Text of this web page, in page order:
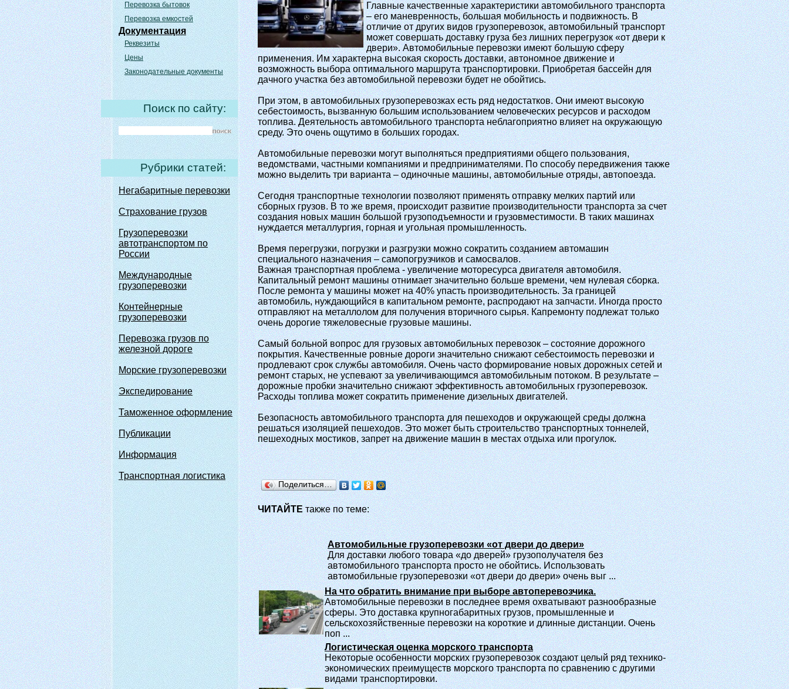
Перевозка бытовок
Перевозка емкостей
Документация
Реквезиты
Цены
Законодательные документы
Поиск по сайту:
Рубрики статей:
Негабаритные перевозки
Страхование грузов
Грузоперевозки
автотранспортом по
России
Международные
грузоперевозки
Контейнерные
грузоперевозки
Перевозка грузов по
железной дороге
Морские грузоперевозки
Экспедирование
Таможенное оформление
Публикации
Информация
Транспортная логистика
Главные качественные характеристики автомобильного транспорта
– его маневренность, большая мобильность и подвижность. В
отличие от других видов грузоперевозок, автомобильный транспорт
может совершать доставку груза без лишних перегрузок «от двери к
двери». Автомобильные перевозки имеют большую сферу
применения. Им характерна высокая скорость доставки, автономное движение и
возможность выбора оптимального маршрута транспортировки. Приобретая бассейн для
дачного участка без автомобильной перевозки будет не обойтись.
При этом, в автомобильных грузоперевозках есть ряд недостатков. Они имеют высокую
себестоимость, вызванную большим использованием человеческих ресурсов и расходом
топлива. Деятельность автомобильного транспорта неблагоприятно влияет на окружающую
среду. Это очень ощутимо в больших городах.
Автомобильные перевозки могут выполняться предприятиями общего пользования,
ведомствами, частными компаниями и предпринимателями. По способу передвижения также
можно выделить три варианта – одиночные машины, автомобильные отряды, автопоезда.
Сегодня транспортные технологии позволяют применять отправку мелких партий или
сборных грузов. В то же время, происходит развитие производительности транспорта за счет
создания новых машин большой грузоподъемности и грузовместимости. В таких машинах
нуждается металлургия, горная и угольная промышленность.
Время перегрузки, погрузки и разгрузки можно сократить созданием автомашин
специального назначения – самопогрузчиков и самосвалов.
Важная транспортная проблема - увеличение моторесурса двигателя автомобиля.
Капитальный ремонт машины отнимает значительно больше времени, чем нулевая сборка.
После ремонта у машины может на 40% упасть производительность. За границей
автомобиль, нуждающийся в капитальном ремонте, распродают на запчасти. Иногда просто
отправляют на металлолом для получения вторичного сырья. Капремонту подлежат только
очень дорогие тяжеловесные грузовые машины.
Самый больной вопрос для грузовых автомобильных перевозок – состояние дорожного
покрытия. Качественные ровные дороги значительно снижают себестоимость перевозки и
продлевают срок службы автомобиля. Очень часто формирование новых дорожных сетей и
ремонт старых, не успевают за увеличивающимся автомобильным потоком. В результате –
дорожные пробки значительно снижают эффективность автомобильных грузоперевозок.
Расходы топлива может сократить применение дизельных двигателей.
Безопасность автомобильного транспорта для пешеходов и окружающей среды должна
решаться изоляцией пешеходов. Это может быть строительство транспортных тоннелей,
пешеходных мостиков, запрет на движение машин в местах отдыха или прогулок.
Поделиться…
ЧИТАЙТЕтакже по теме:
Автомобильные грузоперевозки «от двери до двери»
Для доставки любого товара «до дверей» грузополучателя без
автомобильного транспорта просто не обойтись. Использовать
автомобильные грузоперевозки «от двери до двери» очень выг ...
На что обратить внимание при выборе автоперевозчика.
Автомобильные перевозки в последнее время охватывают разнообразные
сферы. Это доставка крупногабаритных грузов, промышленные и
сельскохозяйственные перевозки на короткие и длинные дистанции. Очень
поп ...
Логистическая оценка морского транспорта
Некоторые особенности морских грузоперевозок создают целый ряд технико-
экономических преимуществ морского транспорта по сравнению с другими
видами транспортировки.